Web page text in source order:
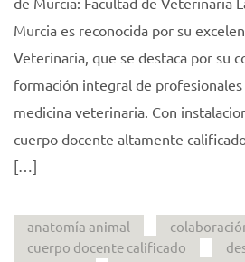
Murcia es reconocida por su
Veterinaria, que se destaca por su
formación integral de
medicina veterinaria. Con
cuerpo docente altamente
[…]
anatomía animal
cuerpo docente calificado